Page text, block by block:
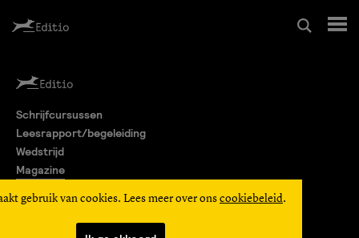
Leesrapport/begeleiding
Wedstrijd
gebruik van cookies. Lees meer over ons cookiebeleid.
Schrijfcursussen
Leesrapport/begeleiding
Wedstrijd
Magazine